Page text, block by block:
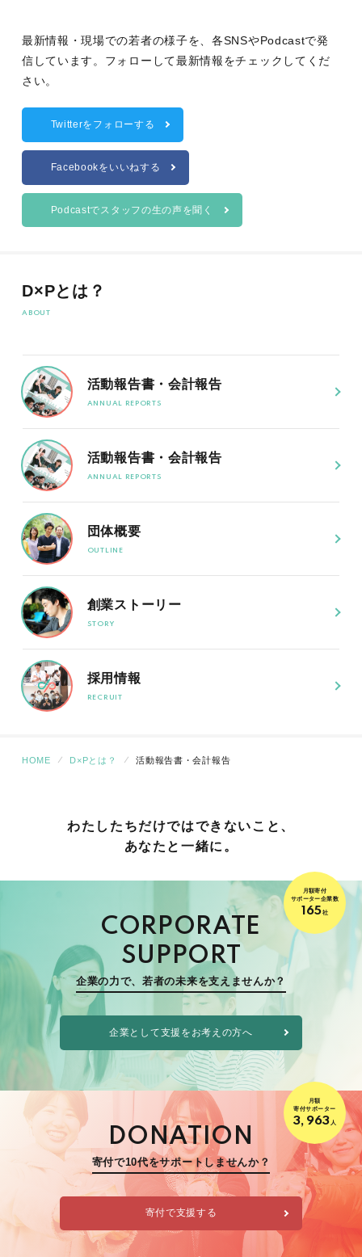
最新情報・現場での若者の様子を、各SNSやPodcastで発
信しています。フォローして最新情報をチェックしてくだ
さい。
Twitterをフォローする
Facebookをいいねする
Podcastでスタッフの生の声を聞く
D×Pとは？
活動報告書・会計報告
活動報告書・会計報告
団体概要
創業ストーリー
採用情報
HOME D×Pとは？ 活動報告書・会計報告
わたしたちだけではできないこと、
あなたと一緒に。
CORPORATE
SUPPORT
企業の力で、若者の未来を支えませんか？
企業として支援をお考えの方へ
月額寄付
サポーター企業数
165社
DONATION
寄付で10代をサポートしませんか？
寄付で支援する
月額
寄付サポーター
3,963 人